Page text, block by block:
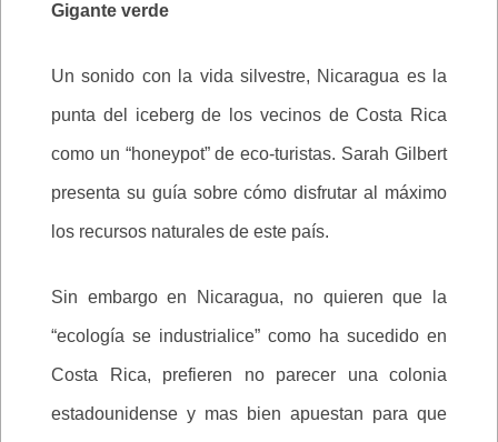
Gigante verde
Un sonido con la vida silvestre, Nicaragua es la
punta del iceberg de los vecinos de Costa Rica
como un “honeypot” de eco-turistas. Sarah Gilbert
presenta su guía sobre cómo disfrutar al máximo
los recursos naturales de este país.
Sin embargo en Nicaragua, no quieren que la
“ecología se industrialice” como ha sucedido en
Costa Rica, prefieren no parecer una colonia
estadounidense y mas bien apuestan para que